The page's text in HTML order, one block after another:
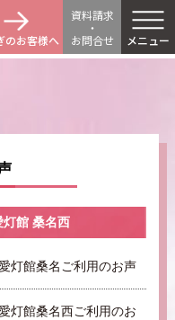
資料請求
・
お問合せ
のお客様へ メニュー
灯館 桑名西
灯館桑名ご利用のお声
灯館桑名西ご利用のお